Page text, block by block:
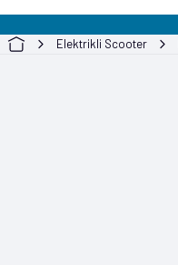
Elektrikli Scooter